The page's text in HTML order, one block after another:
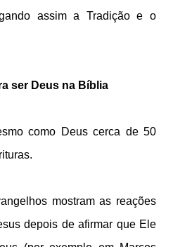
assim a Tradição e o
ser Deus na Bíblia
como Deus cerca de 50
mostram as reações
depois de afirmar que Ele